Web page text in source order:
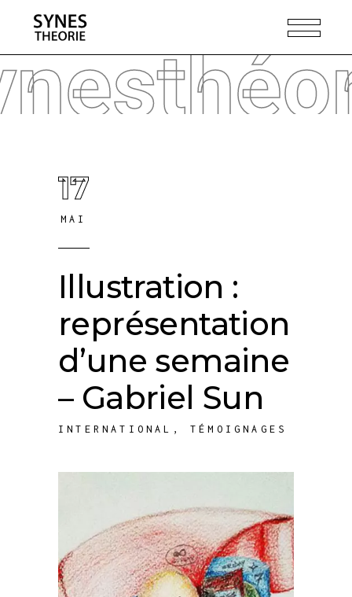
17
MAI
Illustration :
représentation
d’une semaine
– Gabriel Sun
INTERNATIONAL ,TÉMOIGNAGES